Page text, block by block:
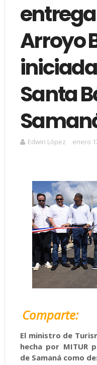
Arroyo
Santa
Edwin López enero
Comparte:
El ministro de
hecha por MITUR
de Samaná como